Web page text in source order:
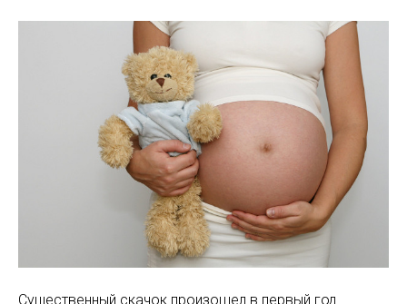
Существенный скачок произошел в первый год